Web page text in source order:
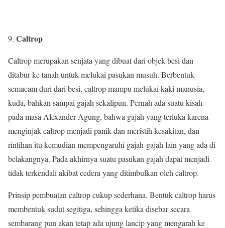
Caltrop
Caltrop merupakan senjata yang dibuat dari objek besi dan
ditabur ke tanah untuk melukai pasukan musuh. Berbentuk
semacam duri dari besi, caltrop mampu melukai kaki manusia,
kuda, bahkan sampai gajah sekalipun. Pernah ada suatu kisah
pada masa Alexander Agung, bahwa gajah yang terluka karena
menginjak caltrop menjadi panik dan meristih kesakitan, dan
rintihan itu kemudian mempengaruhi gajah-gajah lain yang ada di
belakangnya. Pada akhirnya suatu pasukan gajah dapat menjadi
tidak terkendali akibat cedera yang ditimbulkan oleh caltrop.
Prinsip pembuatan caltrop cukup sederhana. Bentuk caltrop harus
membentuk sudut segitiga, sehingga ketika disebar secara
sembarang pun akan tetap ada ujung lancip yang mengarah ke